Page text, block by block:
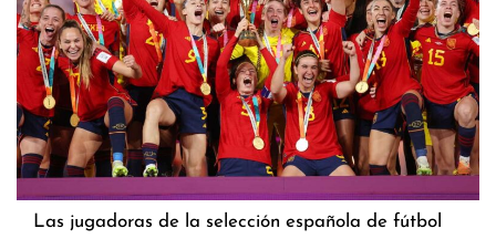
Las jugadoras de la selección española de fútbol